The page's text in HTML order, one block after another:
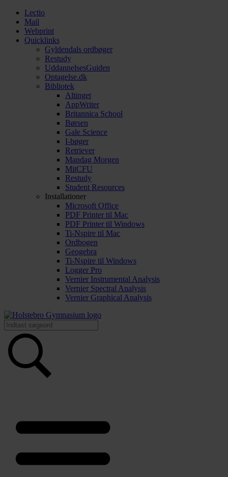
Lectio
Mail
Webprint
Quicklinks
Gyldendals ordbøger
Restudy
UddannelsesGuiden
Optagelse.dk
Bibliotek
Altinget
AppWriter
Britannica School
Børsen
Gale Science
I-bøger
Retriever
Mandag Morgen
MitCFU
Restudy
Student Resources
Installationer
Microsoft Office
PDF Printer til Mac
PDF Printer til Windows
Ti-Nspire til Mac
Ordbogen
Geogebra
Ti-Nspire til Windows
Logger Pro
Vernier Instrumental Analysis
Vernier Spectral Analysis
Vernier Graphical Analysis